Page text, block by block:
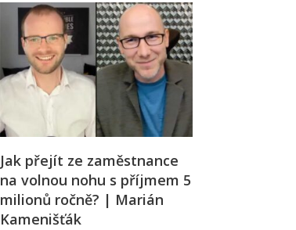
Jak přejít ze zaměstnance
na volnou nohu s příjmem 5
milionů ročně? | Marián
Kamenišťák